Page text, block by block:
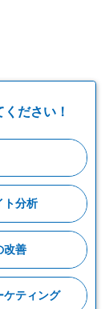
ださい！
ト分析
改善
ケティング